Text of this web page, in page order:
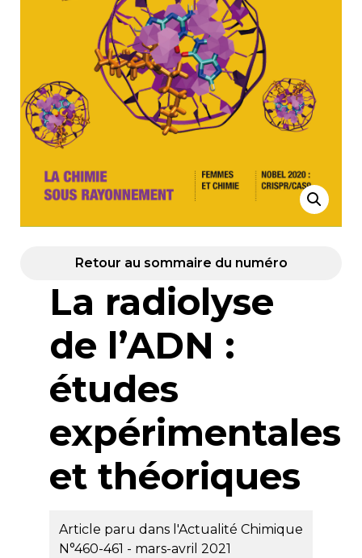
Retour au sommaire du numéro
La radiolyse
de l’ADN :
études
expérimentales
et théoriques
Article paru dans l'Actualité Chimique
N°460-461 - mars-avril 2021